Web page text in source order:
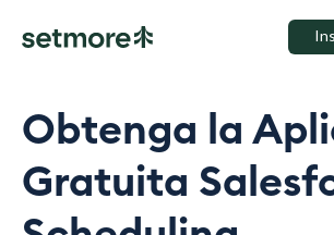
Obtenga la
Gratuita